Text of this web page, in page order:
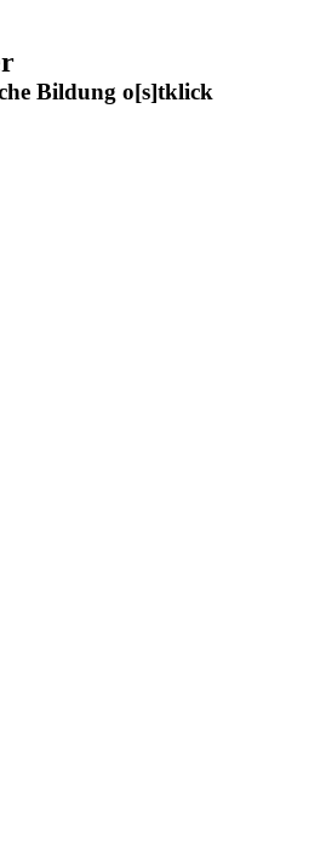
Bildung o[s]tklick